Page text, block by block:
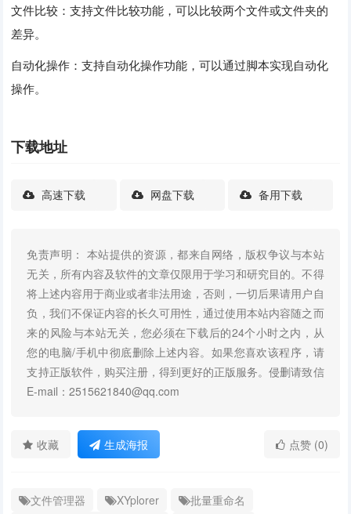
文件比较：支持文件比较功能，可以比较两个文件或文件夹的
差异。
自动化操作：支持自动化操作功能，可以通过脚本实现自动化
操作。
下载地址
高速下载 网盘下载 备用下载
免责声明： 本站提供的资源，都来自网络，版权争议与本站
无关，所有内容及软件的文章仅限用于学习和研究目的。不得
将上述内容用于商业或者非法用途，否则，一切后果请用户自
负，我们不保证内容的长久可用性，通过使用本站内容随之而
来的风险与本站无关，您必须在下载后的24个小时之内，从
您的电脑/手机中彻底删除上述内容。如果您喜欢该程序，请
支持正版软件，购买注册，得到更好的正版服务。侵删请致信
E-mail：2515621840@qq.com
收藏 生成海报 点赞 (0)
文件管理器 XYplorer
批量重命名